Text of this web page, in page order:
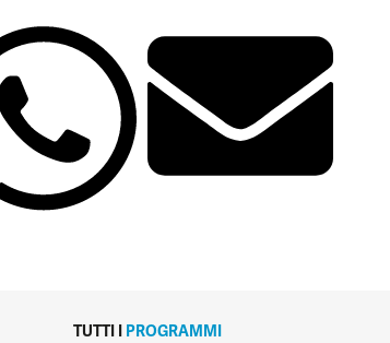
TUTTI I PROGRAMMI